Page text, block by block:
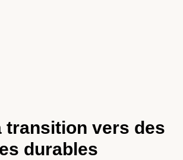
transition vers des
durables